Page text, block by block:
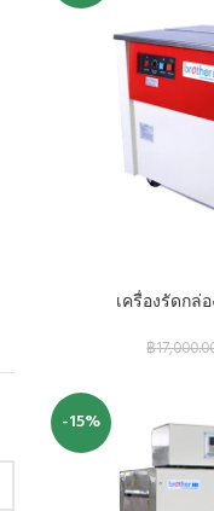
หยิบใส่ตะกร้าเครื่องรัดกล่
฿
-15%